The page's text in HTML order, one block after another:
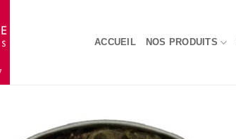
ACCUEIL NOS PRODUITS